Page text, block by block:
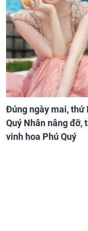
Đúng ngày mai, thứ
Quý Nhân nâng đỡ,
vinh hoa Phú Quý